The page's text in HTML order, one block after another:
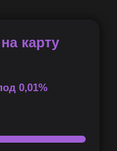
карту
0,01%